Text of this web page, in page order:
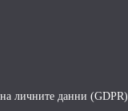
личните данни (GDPR)